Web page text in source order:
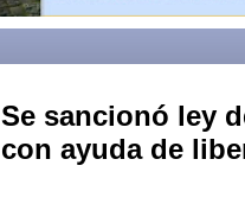
Se sancionó ley
con ayuda de